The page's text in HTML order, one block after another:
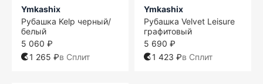
Ymkashix
Рубашка Kelp черный/
белый
5 060 ₽
1 265 ₽в Сплит
Ymkashix
Рубашка Velvet Leisure
графитовый
5 690 ₽
1 423 ₽в Сплит